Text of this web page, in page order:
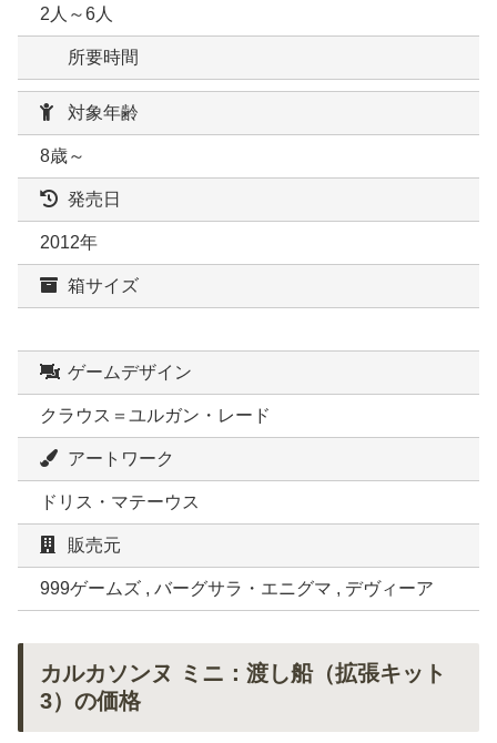
2人～6人
所要時間
対象年齢
8歳～
発売日
2012年
箱サイズ
ゲームデザイン
クラウス＝ユルガン・レード
アートワーク
ドリス・マテーウス
販売元
999ゲームズ , バーグサラ・エニグマ , デヴィーア
カルカソンヌ ミニ：渡し船（拡張キット
3）の価格